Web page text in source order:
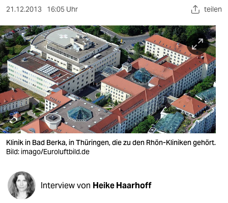
sport
berlin
nord
wahrheit
verlag
verlag
veranstaltungen
fragen & hilfe
21.12.2013 16:05 Uhr teilen
Klinik in Bad Berka, in Thüringen, die zu den Rhön-Kliniken gehört.
Bild: imago/Euroluftbild.de
Interview von Heike Haarhoff